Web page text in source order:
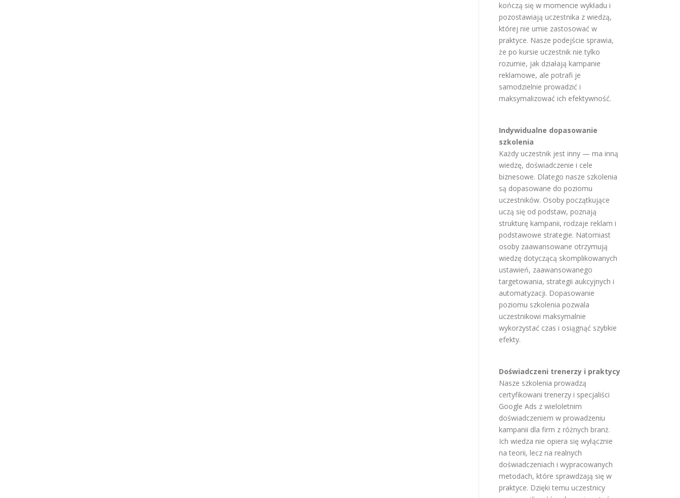
kończą się w momencie wykładu i
pozostawiają uczestnika z wiedzą,
której nie umie zastosować w
praktyce. Nasze podejście sprawia,
że po kursie uczestnik nie tylko
rozumie, jak działają kampanie
reklamowe, ale potrafi je
samodzielnie prowadzić i
maksymalizować ich efektywność.
Indywidualne dopasowanie
szkolenia
Każdy uczestnik jest inny — ma inną
wiedzę, doświadczenie i cele
biznesowe. Dlatego nasze szkolenia
są dopasowane do poziomu
uczestników. Osoby początkujące
uczą się od podstaw, poznają
strukturę kampanii, rodzaje reklam i
podstawowe strategie. Natomiast
osoby zaawansowane otrzymują
wiedzę dotyczącą skomplikowanych
ustawień, zaawansowanego
targetowania, strategii aukcyjnych i
automatyzacji. Dopasowanie
poziomu szkolenia pozwala
uczestnikowi maksymalnie
wykorzystać czas i osiągnąć szybkie
efekty.
Doświadczeni trenerzy i praktycy
Nasze szkolenia prowadzą
certyfikowani trenerzy i specjaliści
Google Ads z wieloletnim
doświadczeniem w prowadzeniu
kampanii dla firm z różnych branż.
Ich wiedza nie opiera się wyłącznie
na teorii, lecz na realnych
doświadczeniach i wypracowanych
metodach, które sprawdzają się w
praktyce. Dzięki temu uczestnicy